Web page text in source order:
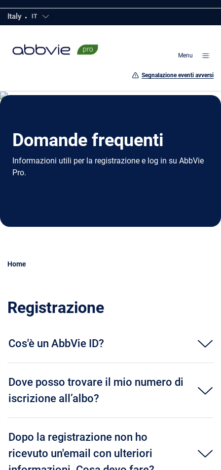
Vai
al
della
Italy IT Click to open countries
Menu
Segnalazione eventi avversi
Domande frequenti
Informazioni utili per la registrazione e log in su AbbVie
Pro.
Home
Registrazione
Cos'è un AbbVie ID?
Dove posso trovare il mio numero di
iscrizione all’albo?
Dopo la registrazione non ho
ricevuto un'email con ulteriori